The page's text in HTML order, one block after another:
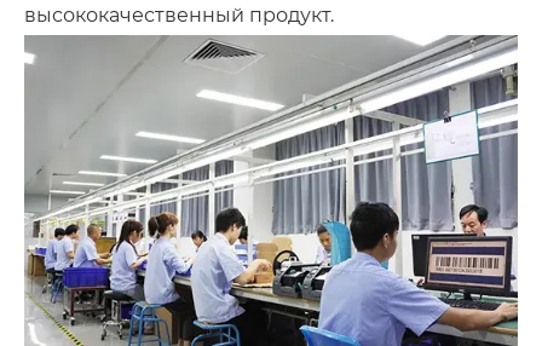
высококачественный продукт.